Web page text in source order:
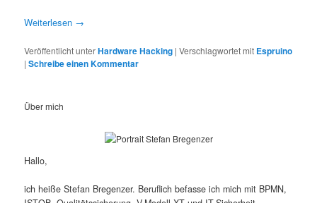
Weiterlesen →
Veröffentlicht unterHardware Hacking |Verschlagwortet mit Espruino
|Schreibe einen Kommentar
Über mich
Hallo,
ich heiße Stefan Bregenzer. Beruflich befasse ich mich mit BPMN,